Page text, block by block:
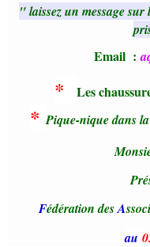
" laissez un message
Email :
* Les
*Pique-nique dans
Fédération desA
au